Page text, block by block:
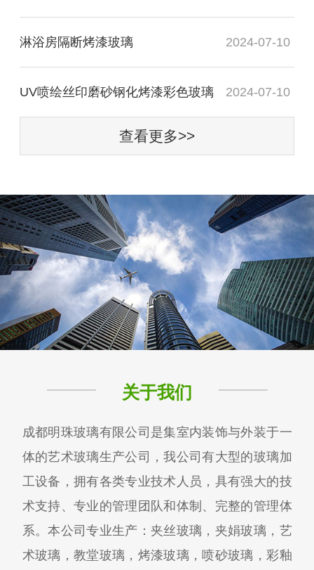
淋浴房隔断烤漆玻璃 2024-07-10
UV喷绘丝印磨砂钢化烤漆彩色玻璃 2024-07-10
查看更多>>
关于我们
成都明珠玻璃有限公司是集室内装饰与外装于一
体的艺术玻璃生产公司，我公司有大型的玻璃加
工设备，拥有各类专业技术人员，具有强大的技
术支持、专业的管理团队和体制、完整的管理体
系。本公司专业生产：夹丝玻璃，夹娟玻璃，艺
术玻璃，教堂玻璃，烤漆玻璃，喷砂玻璃，彩釉